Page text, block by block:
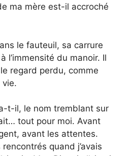
ma mère est-il accroché
le fauteuil, sa carrure
l’immensité du manoir. Il
regard perdu, comme
vie.
t-il, le nom tremblant sur
tout pour moi. Avant
avant les attentes.
quand j’avais